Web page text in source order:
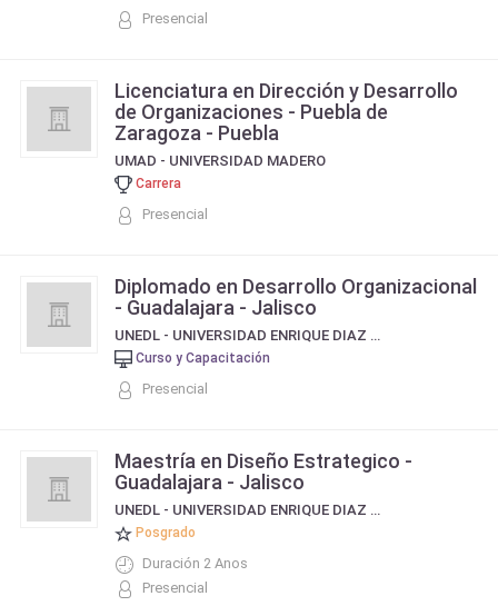
Presencial
Licenciatura en Dirección y Desarrollo
de Organizaciones - Puebla de
Zaragoza - Puebla
UMAD - UNIVERSIDAD MADERO
Carrera
Presencial
Diplomado en Desarrollo Organizacional
- Guadalajara - Jalisco
UNEDL - UNIVERSIDAD ENRIQUE DIAZ DE LEON
Curso y Capacitación
Presencial
Maestría en Diseño Estrategico -
Guadalajara - Jalisco
UNEDL - UNIVERSIDAD ENRIQUE DIAZ DE LEON
Posgrado
Duración 2 Anos
Presencial